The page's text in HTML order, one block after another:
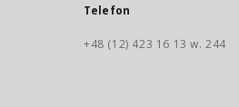
Telefon
+48 (12) 423 16 13 w. 244